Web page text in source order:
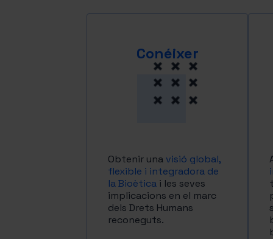
Conéixer
Obtenir una visió global,
flexible i integradora de
la Bioètica i les seves
implicacions en el marc
dels Drets Humans
reconeguts.